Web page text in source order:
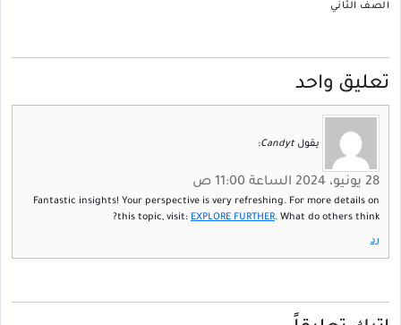
الصف الثاني
تعليق واحد
يقول Candyt
:
28 يونيو، 2024 الساعة 11:00 ص
Fantastic insights! Your perspective is very refreshing. For more details on
this topic, visit: EXPLORE FURTHER. What do others think?
رد